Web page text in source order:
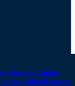
Nuestro Equipo
de la CalidadSoporte